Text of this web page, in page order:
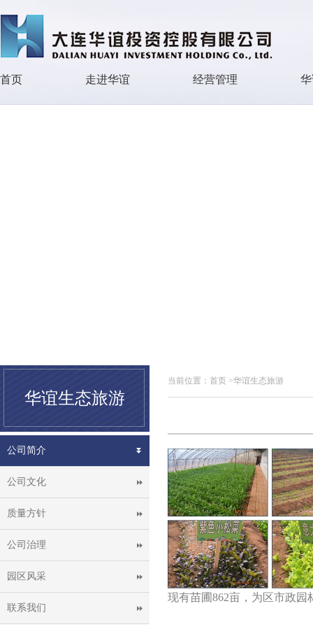
首页 走进华谊 经营管理
华谊生态旅游
公司简介
公司文化
质量方针
公司治理
园区风采
联系我们
当前位置： 首页 >华谊生态旅游
现有苗圃862亩，为区市政